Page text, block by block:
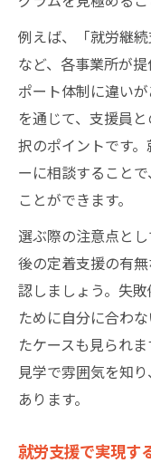
例えば、「就労継
など、各事業所が
ポート体制に違い
を通じて、支援員
択のポイントです
ーに相談すること
ことができます。
選ぶ際の注意点と
後の定着支援の有
認しましょう。失
ために自分に合わ
たケースも見られ
見学で雰囲気を知
あります。
就労支援で実現す